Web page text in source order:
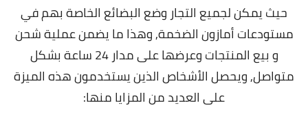
حيث يمكن لجميع التجار وضع البضائع الخاصة بهم في
مستودعات أمازون الضخمة,وهذا ما يضمن عملية شحن
و بيع المنتجات وعرضها على مدار 24 ساعة بشكل
متواصل, ويحصل الأشخاص الذين يستخدمون هذه الميزة
على العديد من المزايا منها: